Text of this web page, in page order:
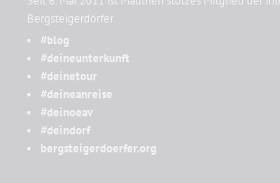
Bergsteigerdörfer
#blog
#deineunterkunft
#deinetour
#deineanreise
#deinoeav
#deindorf
bergsteigerdoerfer.org